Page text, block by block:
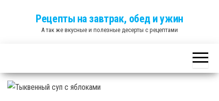
Рецепты на завтрак, обед и ужин
А так же вкусные и полезные десерты с рецептами